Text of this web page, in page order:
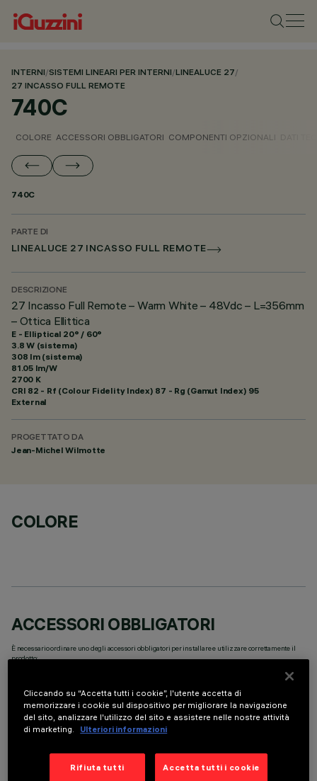
INTERNI/SISTEMI LINEARI PER INTERNI/LINEALUCE 27/
27 INCASSO FULL REMOTE
740C
COLORE ACCESSORI OBBLIGATORI COMPONENTI OPZIONALI
740C
PARTE DI
LINEALUCE 27 INCASSO FULL REMOTE
DESCRIZIONE
27 Incasso Full Remote – Warm White – 48Vdc – L=356mm
– Ottica Ellittica
E - Elliptical 20° / 60°
3.8 W (sistema)
308 lm (sistema)
81.05 lm/W
2700 K
CRI 82 - Rf (Colour Fidelity Index) 87 - Rg (Gamut Index) 95
External
PROGETTATO DA
Jean-Michel Wilmotte
COLORE
ACCESSORI OBBLIGATORI
È necessario ordinare uno degli accessori obbligatori per installare e utilizzare correttamente il
prodotto:
Cliccando su “Accetta tutti i cookie”, l'utente accetta di
memorizzare i cookie sul dispositivo per migliorare la navigazione
del sito, analizzare l'utilizzo del sito e assistere nelle nostre attività
di marketing. Ulteriori informazioni
Rifiuta tutti Accetta tutti i cookie